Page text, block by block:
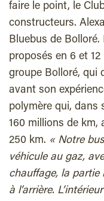
faire le point, le
constructeurs.
Bluebus de Bolloré.
proposés en 6 et
groupe Bolloré, qui
avant son
polymère qui, dans
160 millions de km,
250 km. «Notre
véhicule au gaz,
chauffage, la partie
à l’arrière.